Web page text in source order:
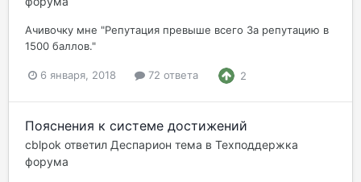
Ачивочку мне "Репутация превыше всего За репутацию в
1500 баллов."
6 января, 2018 72 ответа 2
Пояснения к системе достижений
cblpok ответил Деспарион тема в Техподдержка
форума